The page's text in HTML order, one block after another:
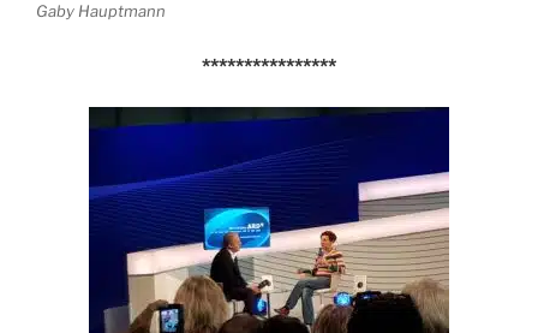
Gaby Hauptmann
****************